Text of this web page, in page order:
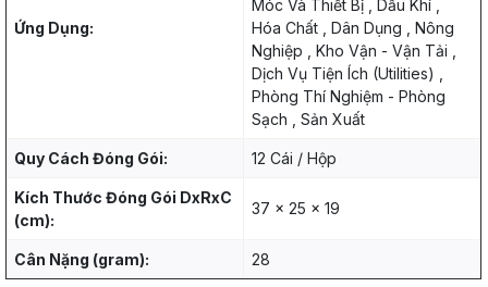
Ứng Dụng:
Móc Và Thiết Bị , Dầu Khí ,
Hóa Chất , Dân Dụng , Nông
Nghiệp , Kho Vận - Vận Tải ,
Dịch Vụ Tiện Ích (Utilities) ,
Phòng Thí Nghiệm - Phòng
Sạch , Sản Xuất
Quy Cách Đóng Gói: 12 Cái / Hộp
Kích Thước Đóng Gói DxRxC
(cm):
37 x 25 x 19
Cân Nặng (gram): 28